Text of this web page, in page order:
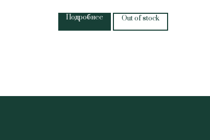
Подробнее Out of stock